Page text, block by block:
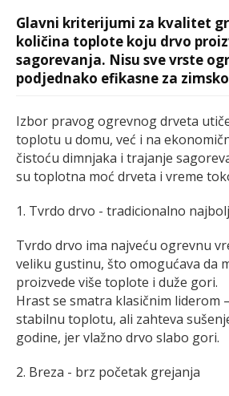
Glavni kriterijumi za kvalitet
količina toplote koju drvo
sagorevanja. Nisu sve vrste
podjednako efikasne za
Izbor pravog ogrevnog drveta
toplotu u domu, već i na
čistoću dimnjaka i trajanje
su toplotna moć drveta i vreme
1. Tvrdo drvo - tradicionalno
Tvrdo drvo ima najveću ogrevnu
veliku gustinu, što omogućava da
proizvede više toplote i duže gori.
Hrast se smatra klasičnim liderom
stabilnu toplotu, ali zahteva
godine, jer vlažno drvo slabo gori.
2. Breza - brz početak grejanja